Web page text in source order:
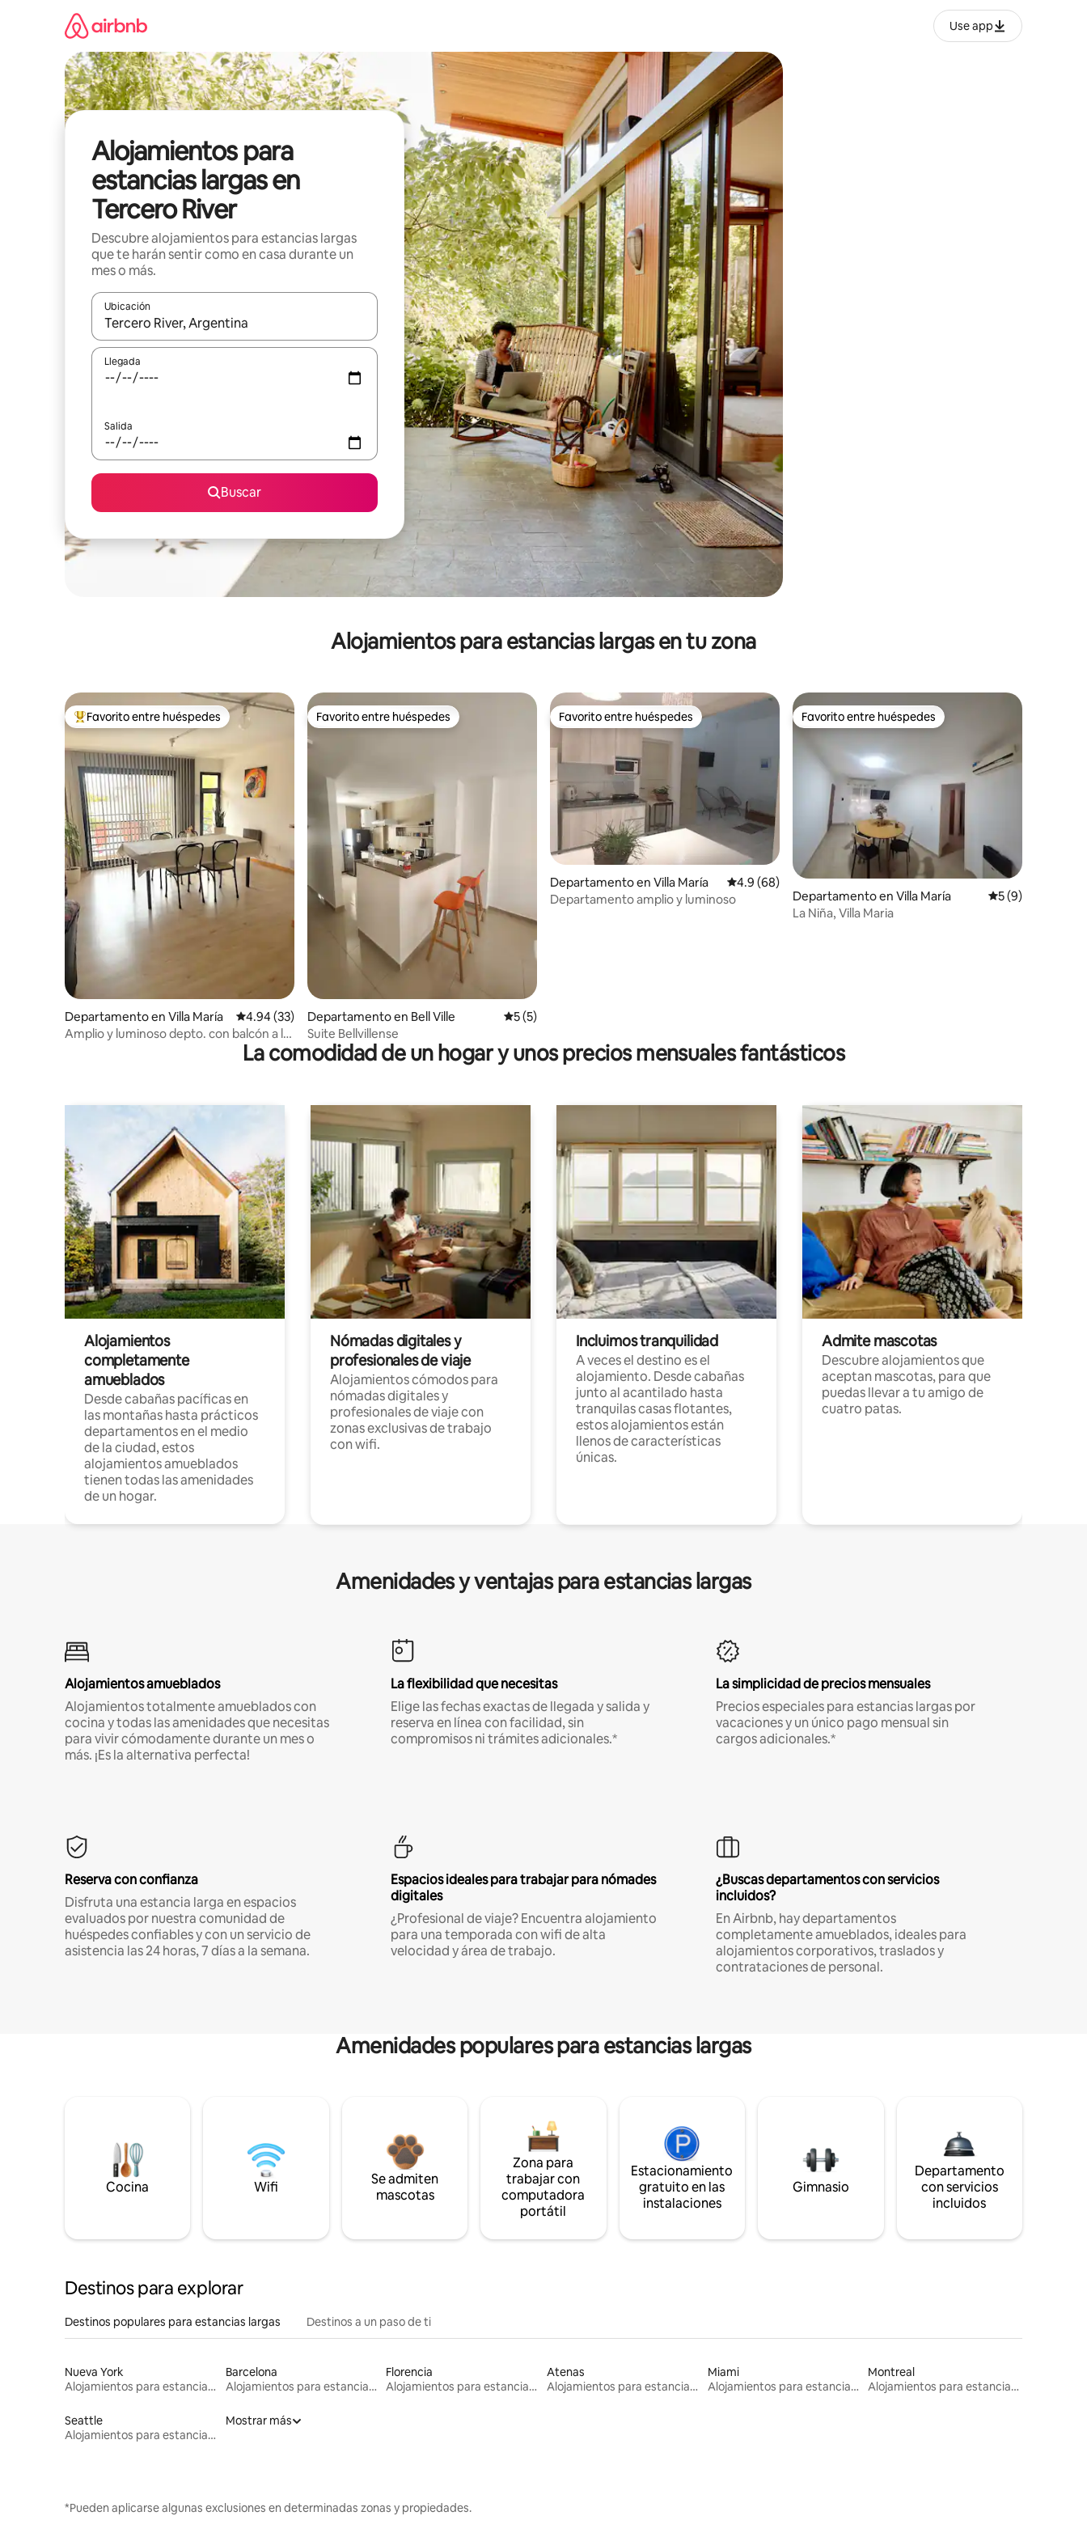
Use app
Alojamientos para
estancias largas en
Tercero River
Descubre alojamientos para estancias largas
que te harán sentir como en casa durante un
mes o más.
Ubicación
Cuando los resultados estén disponibles, podrás navegar usando las teclas de las flechas hacia arriba y hacia abajo, o bien tocando y deslizando la pantalla.
Llegada
Salida
Buscar
Alojamientos para estancias largas en tu zona
De los mejores en Favorito entre huéspedes
Favorito entre huéspedes
Departamento en Villa María Calificación promedio: 4.94 de 5; 33 evaluaciones
4.94 (33)
Amplio y luminoso depto. con balcón a la
Favorito entre huéspedes
Favorito entre huéspedes
Departamento en Bell Ville Calificación promedio: 5 de 5; 5 evaluaciones
5 (5)
Suite Bellvillense
Favorito entre huéspedes
Favorito entre huéspedes
Departamento en Villa María Calificación promedio: 4.9 de 5; 68 evaluaciones
4.9 (68)
Departamento amplio y luminoso
Favorito entre huéspedes
Favorito entre huéspedes
Departamento en Villa María Calificación
5 (9)
La Niña, Villa Maria
La comodidad de un hogar y unos precios mensuales fantásticos
Alojamientos
completamente
amueblados
Desde cabañas pacíficas en
las montañas hasta prácticos
departamentos en el medio
de la ciudad, estos
alojamientos amueblados
tienen todas las amenidades
de un hogar.
Nómadas digitales y
profesionales de viaje
Alojamientos cómodos para
nómadas digitales y
profesionales de viaje con
zonas exclusivas de trabajo
con wifi.
Incluimos tranquilidad
A veces el destino es el
alojamiento. Desde cabañas
junto al acantilado hasta
tranquilas casas flotantes,
estos alojamientos están
llenos de características
únicas.
Admite mascotas
Descubre alojamientos que
aceptan mascotas, para que
puedas llevar a tu amigo de
cuatro patas.
Amenidades y ventajas para estancias largas
Alojamientos amueblados
Alojamientos totalmente amueblados con
cocina y todas las amenidades que necesitas
para vivir cómodamente durante un mes o
más. ¡Es la alternativa perfecta!
La flexibilidad que necesitas
Elige las fechas exactas de llegada y salida y
reserva en línea con facilidad, sin
compromisos ni trámites adicionales.*
La simplicidad de precios mensuales
Precios especiales para estancias largas por
vacaciones y un único pago mensual sin
cargos adicionales.*
Reserva con confianza
Disfruta una estancia larga en espacios
evaluados por nuestra comunidad de
huéspedes confiables y con un servicio de
asistencia las 24 horas, 7 días a la semana.
Espacios ideales para trabajar para nómades
digitales
¿Profesional de viaje? Encuentra alojamiento
para una temporada con wifi de alta
velocidad y área de trabajo.
¿Buscas departamentos con servicios
incluidos?
En Airbnb, hay departamentos
completamente amueblados, ideales para
alojamientos corporativos, traslados y
contrataciones de personal.
Amenidades populares para estancias largas
Cocina Wifi
Se admiten
mascotas
Zona para
trabajar con
computadora
portátil
Estacionamiento
gratuito en las
instalaciones
Gimnasio
Departamento
con servicios
incluidos
Destinos para explorar
Destinos populares para estancias largas Destinos a un paso de ti
Nueva York
Alojamientos para estancias largas
Barcelona
Alojamientos para estancias largas
Florencia
Alojamientos para estancias largas
Atenas
Alojamientos para estancias largas
Miami
Alojamientos para estancias largas
Montreal
Alojamientos para estancias largas
Seattle
Alojamientos para estancias largas
Mostrar más
*Pueden aplicarse algunas exclusiones en determinadas zonas y propiedades.